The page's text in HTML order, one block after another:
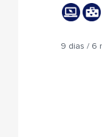
9 dias / 6